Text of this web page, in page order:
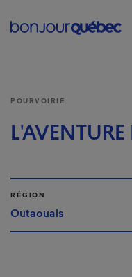
POURVOIRIE
RÉGION
Outaouais